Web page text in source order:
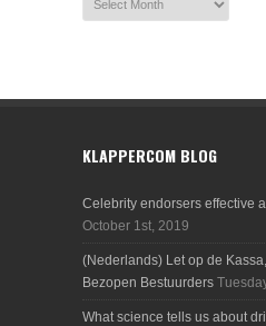
KLAPPERCOM BLOG
Celebrity endorsers effective
October 1st, 2019
(Nederlands) Let op de
Bezopen Bestuurders
What science tells us about